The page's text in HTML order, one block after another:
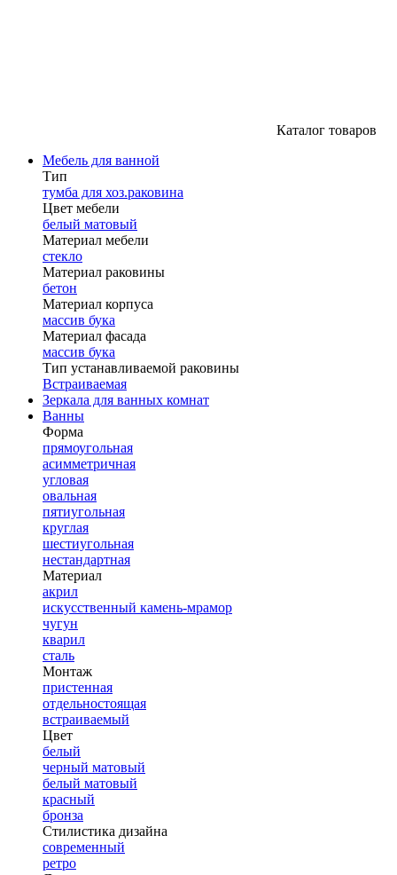
Каталог товаров
Мебель для ванной
Тип
тумба для хоз.раковина
Цвет мебели
белый матовый
Материал мебели
стекло
Материал раковины
бетон
Материал корпуса
массив бука
Материал фасада
массив бука
Тип устанавливаемой раковины
Встраиваемая
Зеркала для ванных комнат
Ванны
Форма
прямоугольная
асимметричная
угловая
овальная
пятиугольная
круглая
шестиугольная
нестандартная
Материал
акрил
искусственный камень-мрамор
чугун
кварил
сталь
Монтаж
пристенная
отдельностоящая
встраиваемый
Цвет
белый
черный матовый
белый матовый
красный
бронза
Стилистика дизайна
современный
ретро